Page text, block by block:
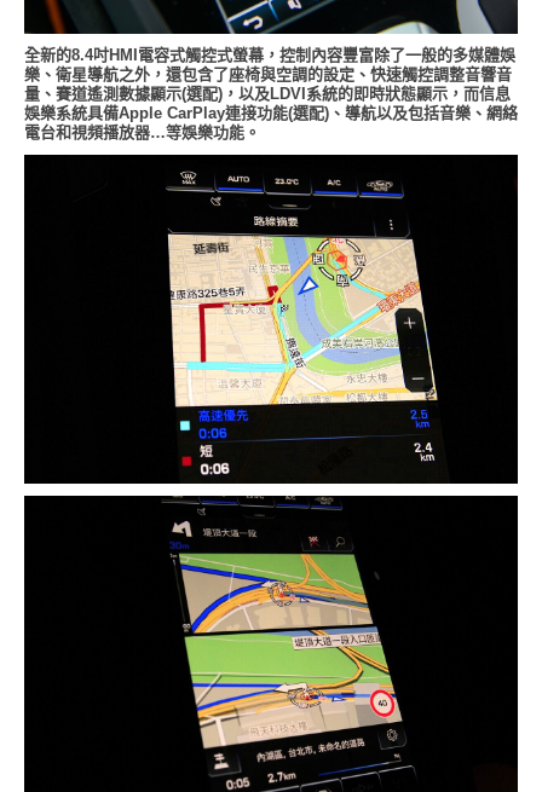
全新的8.4吋HMI電容式觸控式螢幕，控制內容豐富除了一般的多媒體娛
樂、衛星導航之外，還包含了座椅與空調的設定、快速觸控調整音響音
量、賽道遙測數據顯示(選配)，以及LDVI系統的即時狀態顯示，而信息
娛樂系統具備Apple CarPlay連接功能(選配)、導航以及包括音樂、網絡
電台和視頻播放器…等娛樂功能。